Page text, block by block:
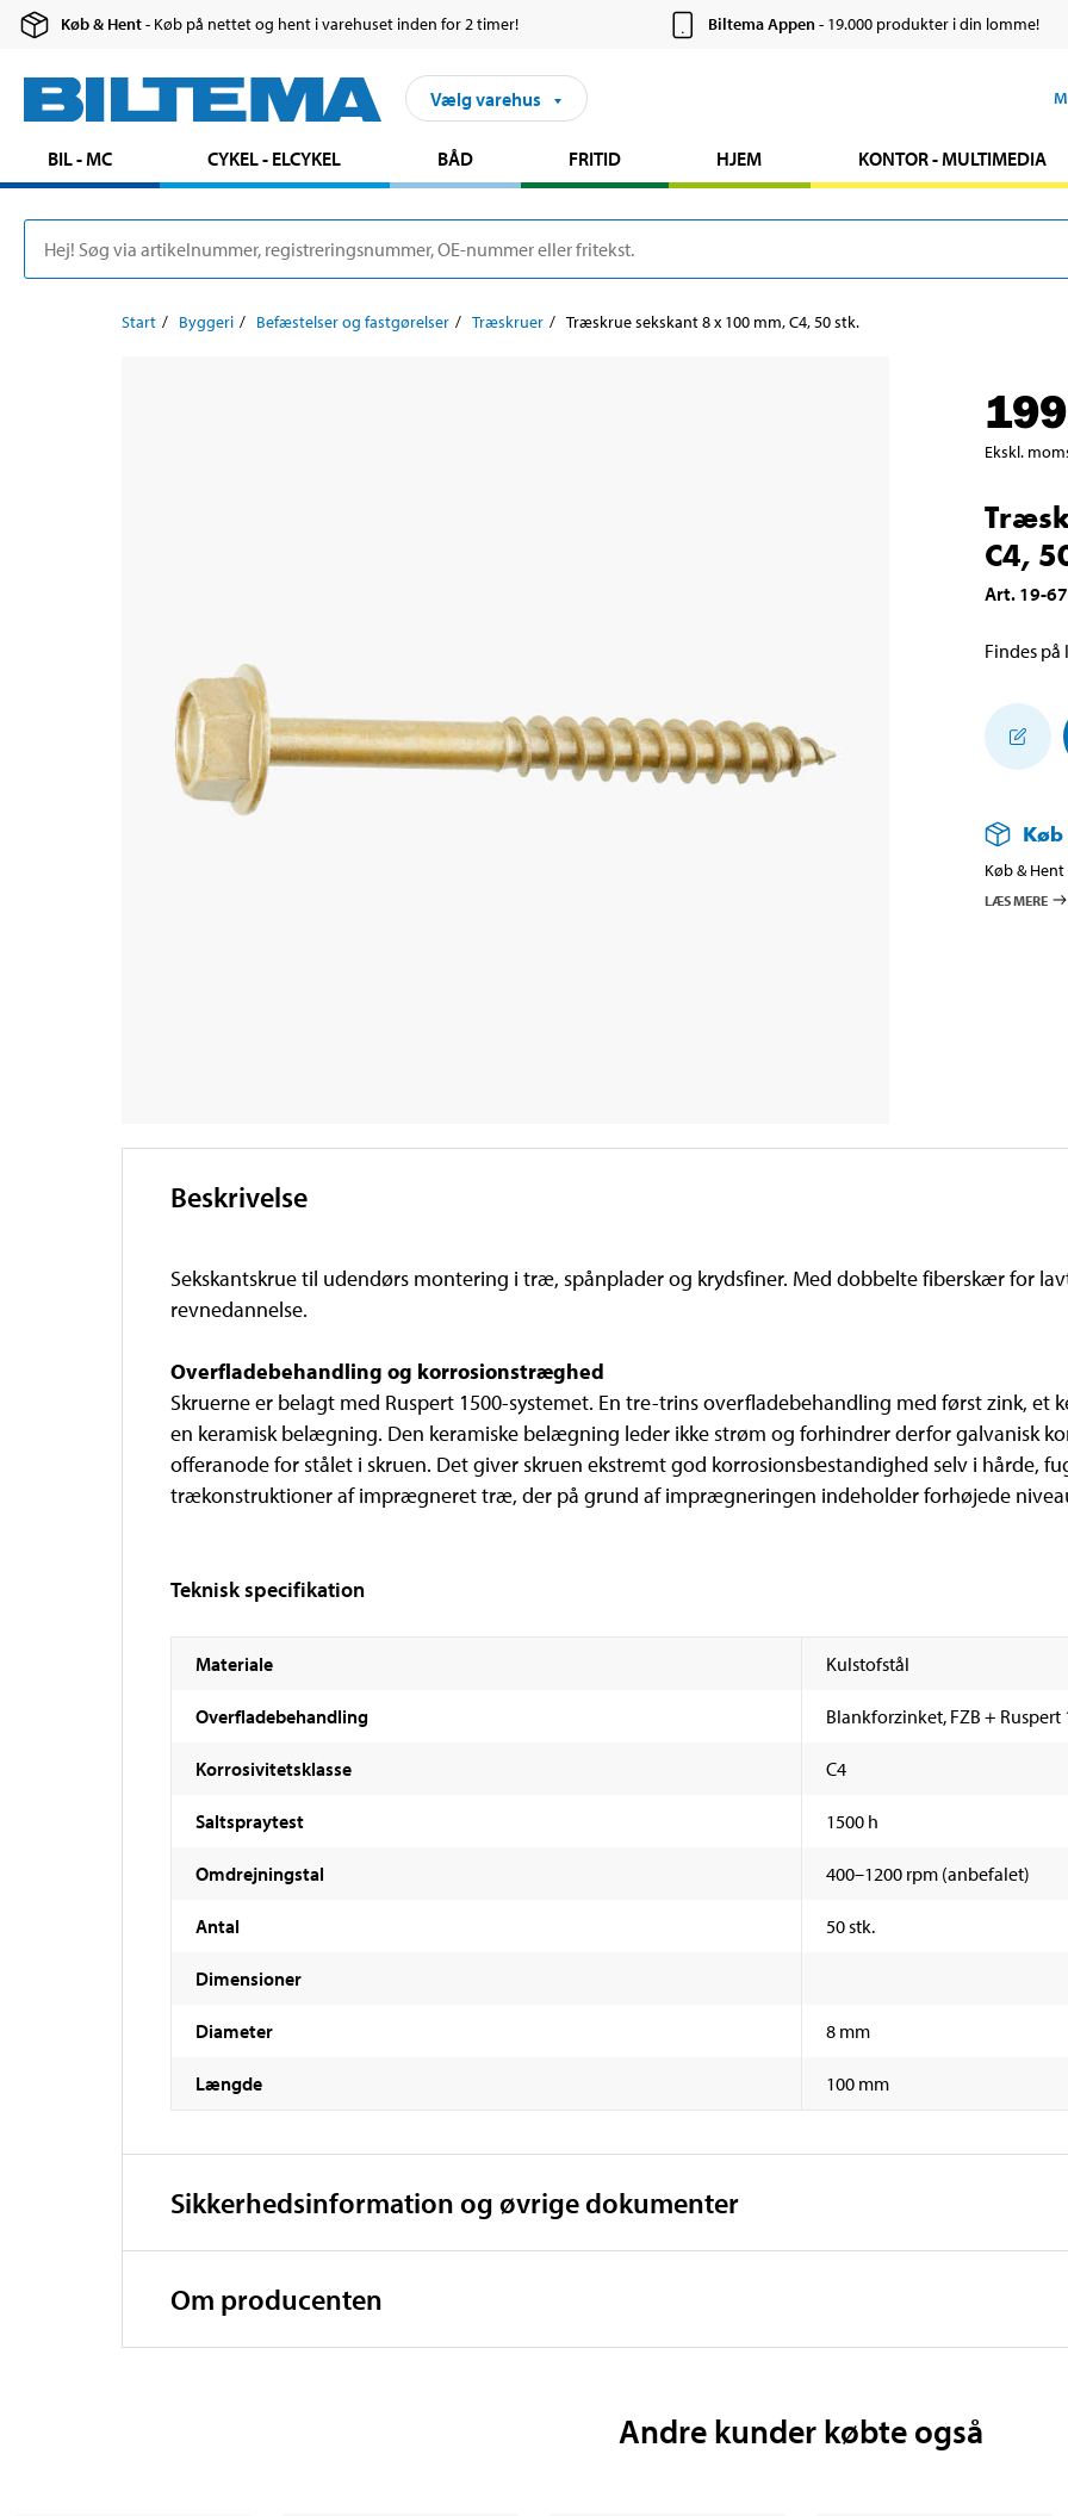
Køb & Hent- Køb på nettet og hent i varehuset inden for 2 timer! Biltema Appen- 19.000 produkter i din lomme!
Vælg varehus
BIL - MC CYKEL - ELCYKEL BÅD FRITID HJEM KONTOR - MULTIMEDIA
Start Byggeri Befæstelser og fastgørelser Træskruer Træskrue sekskant 8 x 100 mm, C4, 50 stk.
199
Ekskl.
C4,
Art. 19-
Findes på
Køb &
LÆS MERE
Beskrivelse
Sekskantskrue til udendørs montering i træ, spånplader og krydsfiner. Med dobbelte fiberskær for
revnedannelse.
Overfladebehandling og korrosionstræghed
Skruerne er belagt med Ruspert 1500-systemet. En tre-trins overfladebehandling med først zink, et
en keramisk belægning. Den keramiske belægning leder ikke strøm og forhindrer derfor galvanisk
offeranode for stålet i skruen. Det giver skruen ekstremt god korrosionsbestandighed selv i hårde,
trækonstruktioner af imprægneret træ, der på grund af imprægneringen indeholder forhøjede
Teknisk specifikation
Materiale Kulstofstål
Overfladebehandling Blankforzinket, FZB + Ruspert
Korrosivitetsklasse C4
Saltspraytest 1500 h
Omdrejningstal 400–1200 rpm (anbefalet)
Antal 50 stk.
Dimensioner
Diameter 8 mm
Længde 100 mm
Sikkerhedsinformation og øvrige dokumenter
Om producenten
Andre kunder købte også